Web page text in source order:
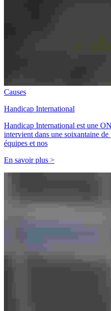
Causes
Handicap International
Handicap International est une
intervient dans une soixantaine
équipes et nos
En savoir plus >